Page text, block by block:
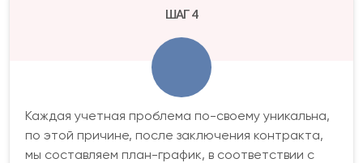
ШАГ 4
Каждая учетная проблема по-своему уникальна,
по этой причине, после заключения контракта,
мы составляем план-график, в соответствии с